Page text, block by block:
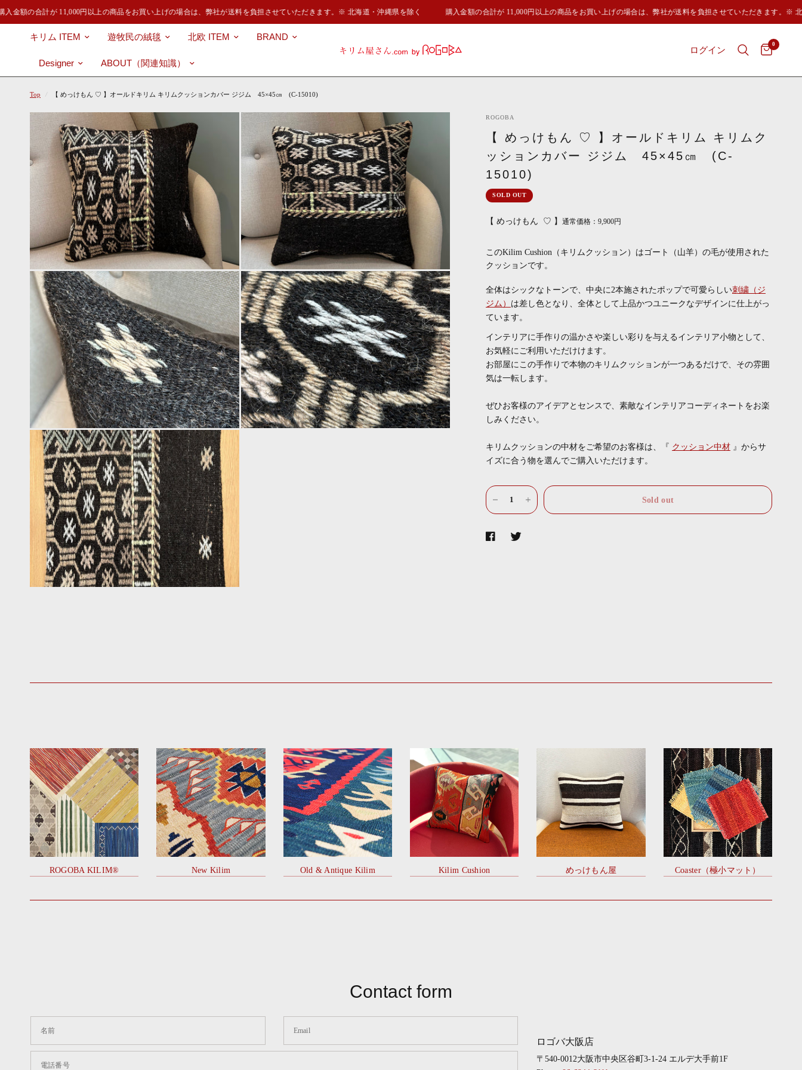
金額の合計が 11,000円以上の商品をお買い上げの場合は、弊社が送料を負担させていただきます。※ 北海道・沖縄県を除く 購入金額の合計が 11,000円以上の商品をお買い上げの場合は、弊社が送料を負担させていただきます。※ 北
キリム ITEM 遊牧民の絨毯 北欧 ITEM BRAND
Designer ABOUT（関連知識）
ログイン
0
Top / 【 めっけもん ♡ 】オールドキリム キリムクッションカバー ジジム 45×45㎝ (C-15010)
ROGOBA
【 めっけもん ♡ 】オールドキリム キリムク
ッションカバー ジジム 45×45㎝ (C-
15010)
SOLD OUT
【 めっけもん ♡ 】通常価格：9,900円
このKilim Cushion（キリムクッション）はゴート（山羊）の毛が使用された
クッションです。
全体はシックなトーンで、中央に2本施されたポップで可愛らしい刺繍（ジ
ジム） は差し色となり、全体として上品かつユニークなデザインに仕上がっ
ています。
インテリアに手作りの温かさや楽しい彩りを与えるインテリア小物として、
お気軽にご利用いただけけます。
お部屋にこの手作りで本物のキリムクッションが一つあるだけで、その雰囲
気は一転します。
ぜひお客様のアイデアとセンスで、素敵なインテリアコーディネートをお楽
しみください。
キリムクッションの中材をご希望のお客様は、『 クッション中材 』からサ
イズに合う物を選んでご購入いただけます。
Sold out
ROGOBA KILIM® New Kilim Old & Antique Kilim Kilim Cushion めっけもん屋 Coaster（極小マット）
Contact form
名前 Email
電話番号
ロゴバ大阪店
〒540-0012大阪市中央区谷町3-1-24 エルデ大手前1F